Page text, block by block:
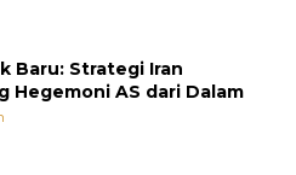
Baru: Strategi Iran
Hegemoni AS dari Dalam